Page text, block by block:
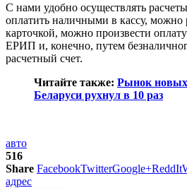
С нами удобно осуществлять
оплатить наличными в кассу, можно
карточкой, можно произвести
ЕРИП и, конечно, путем
расчетный счет.
Читайте также: Рынок
Беларуси рухнул в 10 раз
авто
516
Share FacebookTwitterGoogle+ReddIt
адрес